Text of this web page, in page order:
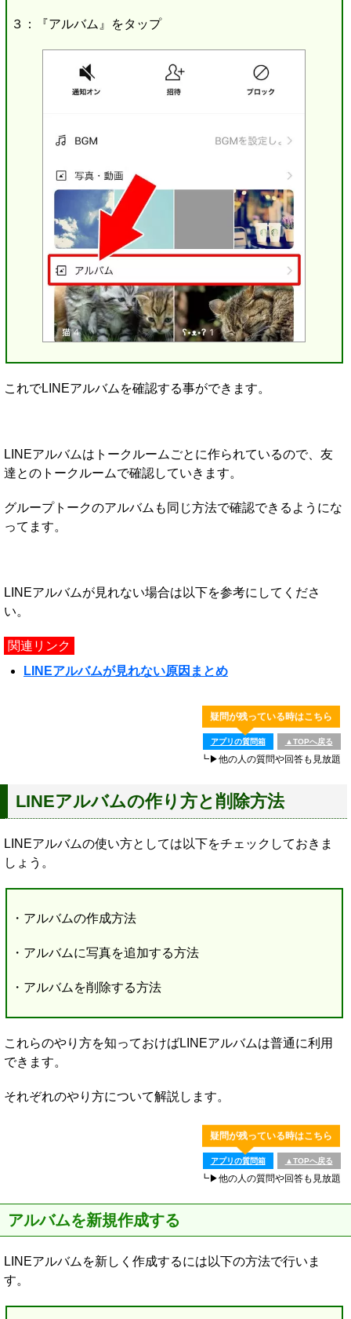
３：『アルバム』をタップ
これでLINEアルバムを確認する事ができます。
LINEアルバムはトークルームごとに作られているので、友
達とのトークルームで確認していきます。
グループトークのアルバムも同じ方法で確認できるようにな
ってます。
LINEアルバムが見れない場合は以下を参考にしてくださ
い。
関連リンク
LINEアルバムが見れない原因まとめ
疑問が残っている時はこちら
アプリの質問箱 ▲TOPへ戻る
┗▶他の人の質問や回答も見放題
LINEアルバムの作り方と削除方法
LINEアルバムの使い方としては以下をチェックしておきま
しょう。
・アルバムの作成方法
・アルバムに写真を追加する方法
・アルバムを削除する方法
これらのやり方を知っておけばLINEアルバムは普通に利用
できます。
それぞれのやり方について解説します。
疑問が残っている時はこちら
アプリの質問箱 ▲TOPへ戻る
┗▶他の人の質問や回答も見放題
アルバムを新規作成する
LINEアルバムを新しく作成するには以下の方法で行いま
す。